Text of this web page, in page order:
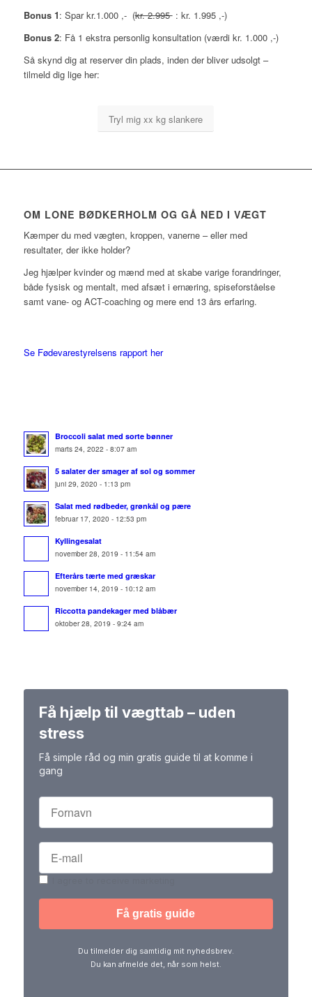
Bonus 1: Spar kr.1.000 ,- (kr. 2.995: kr. 1.995 ,-)
Bonus 2: Få 1 ekstra personlig konsultation (værdi kr. 1.000 ,-)
Så skynd dig at reserver din plads, inden der bliver udsolgt –
tilmeld dig lige her:
Tryl mig xx kg slankere
OM LONE BØDKERHOLM OG GÅ NED I VÆGT
Kæmper du med vægten, kroppen, vanerne – eller med
resultater, der ikke holder?
Jeg hjælper kvinder og mænd med at skabe varige forandringer,
både fysisk og mentalt, med afsæt i ernæring, spiseforståelse
samt vane- og ACT-coaching og mere end 13 års erfaring.
Se Fødevarestyrelsens rapport her
Broccoli salat med sorte bønner
marts 24, 2022 - 8:07 am
5 salater der smager af sol og sommer
juni 29, 2020 - 1:13 pm
Salat med rødbeder, grønkål og pære
februar 17, 2020 - 12:53 pm
Kyllingesalat
november 28, 2019 - 11:54 am
Efterårs tærte med græskar
november 14, 2019 - 10:12 am
Riccotta pandekager med blåbær
oktober 28, 2019 - 9:24 am
Få hjælp til vægttab – uden
stress
Få simple råd og min gratis guide til at komme i
gang
Du tilmelder dig samtidig mit nyhedsbrev.
Du kan afmelde det, når som helst.